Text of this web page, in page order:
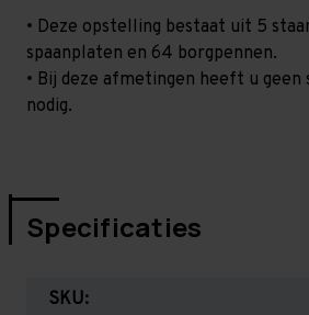
• Deze opstelling bestaat uit 5
spaanplaten en 64 borgpennen.
• Bij deze afmetingen heeft u
nodig.
Specificaties
SKU: